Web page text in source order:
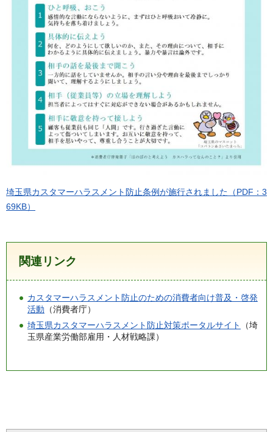
埼玉県カスタマーハラスメント防止条例が施行されました（PDF：3
69KB）
関連リンク
カスタマーハラスメント防止のための消費者向け普及・啓発
活動 （消費者庁）
埼玉県カスタマーハラスメント防止対策ポータルサイト
（埼
玉県産業労働部雇用・人材戦略課）